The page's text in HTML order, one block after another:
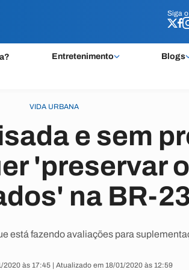
Siga o
Entretenimento Blogs
Siga o
VIDA URBANA
e sem
'preservar
na BR-
está fazendo avaliações para
2020 às 17:45 | Atualizado em 18/01/2020 às 12:59